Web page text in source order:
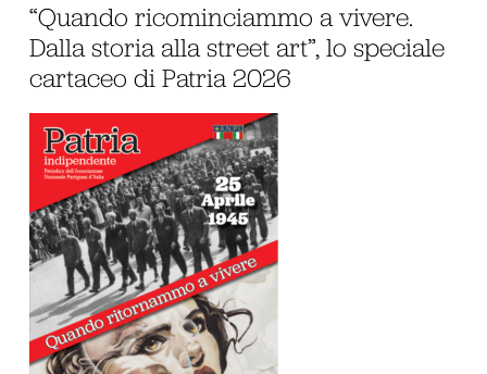
“Quando ricominciammo a vivere.
Dalla storia alla street art”, lo speciale
cartaceo di Patria 2026